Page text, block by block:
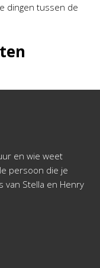
dingen tussen de
en wie weet
persoon die je
van Stella en Henry